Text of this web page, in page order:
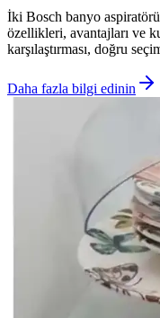
İki Bosch banyo
özellikleri, avantajları ve
karşılaştırması, doğru
Daha fazla bilgi edinin